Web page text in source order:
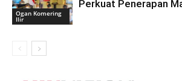
Ogan Komering
Ilir
Perkuat Penerapan